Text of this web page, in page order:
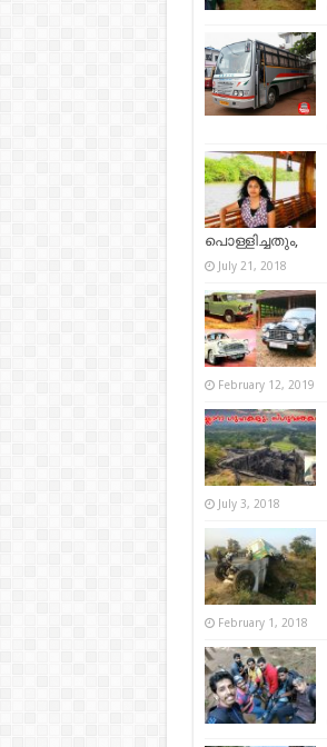
പൊള്ളിച്ചതും,
July 21, 2018
February 12, 2019
July 3, 2018
February 1, 2018